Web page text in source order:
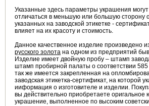
Указанные здесь параметры украшения
отличаться в меньшую или большую сторону
указанных на заводской этикетке -
влияет на их красоту и стоимость.
Данное качественное изделие произведено
русского золота на одном из предприятий
Изделие имеет двойную пробу – штамп
штамп пробирной палаты о соответствии
так же имеется закрепленная на
заводская этикетка-сертификат, на которой
ииформация о изготовителе и изделии.
вы действительно приобретаете оригальное
украшение, выполненное по высоким